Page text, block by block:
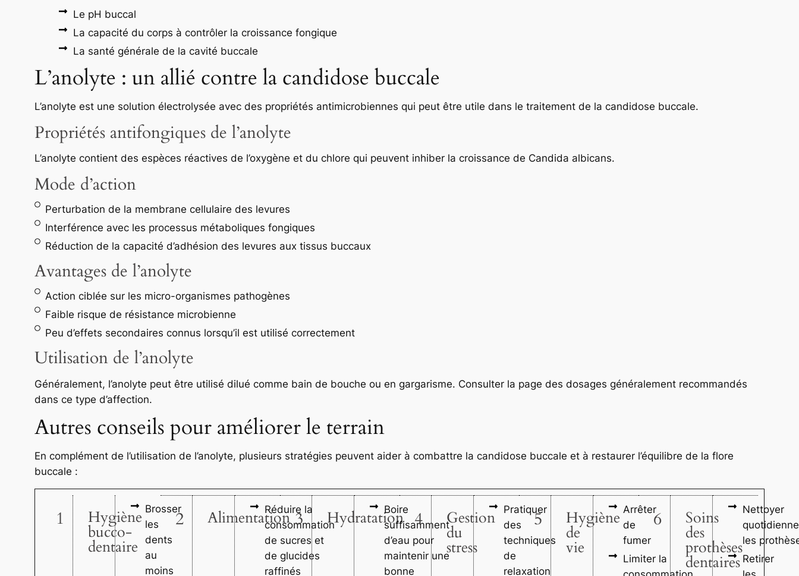
Le pH buccal
La capacité du corps à contrôler la croissance fongique
La santé générale de la cavité buccale
L’anolyte : un allié contre la candidose buccale
L’anolyte est une solution électrolysée avec des propriétés antimicrobiennes qui peut être utile dans le traitement de la candidose buccale.
Propriétés antifongiques de l’anolyte
L’anolyte contient des espèces réactives de l’oxygène et du chlore qui peuvent inhiber la croissance de Candida albicans.
Mode d’action
Perturbation de la membrane cellulaire des levures
Interférence avec les processus métaboliques fongiques
Réduction de la capacité d’adhésion des levures aux tissus buccaux
Avantages de l’anolyte
Action ciblée sur les micro-organismes pathogènes
Faible risque de résistance microbienne
Peu d’effets secondaires connus lorsqu’il est utilisé correctement
Utilisation de l’anolyte
Généralement, l’anolyte peut être utilisé dilué comme bain de bouche ou en gargarisme. Consulter la page des dosages généralement recommandés
dans ce type d’affection.
Autres conseils pour améliorer le terrain
En complément de l’utilisation de l’anolyte, plusieurs stratégies peuvent aider à combattre la candidose buccale et à restaurer l’équilibre de la flore
buccale :
1 Hygiène
bucco-
dentaire
Brosser
les
dents
au
moins
2 Alimentation
Réduire la
consommation
de sucres et
de glucides
raffinés
3 Hydratation
Boire
suffisamment
d’eau pour
maintenir une
bonne
4 Gestion
du
stress
Pratiquer
des
techniques
de
relaxation
5 Hygiène
de
vie
Arrêter
de
fumer
Limiter la
6 Soins
des
prothèses
dentaires
Nettoyer
les
Retirer